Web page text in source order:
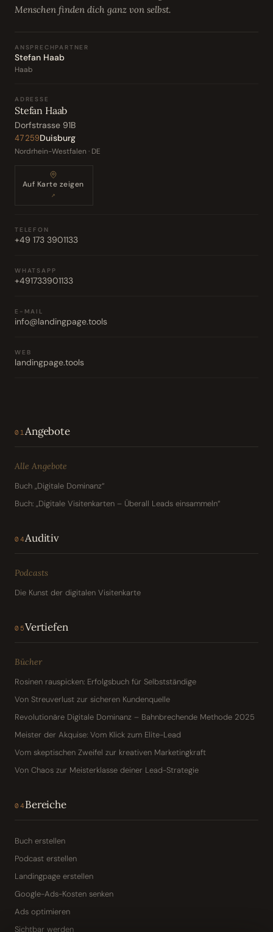
Menschen finden dich ganz von selbst.
ANSPRECHPARTNER
Stefan Haab
Haab
ADRESSE
Stefan Haab
Dorfstrasse 91B
47259Duisburg
Nordrhein-Westfalen · DE
Auf Karte zeigen
↗
TELEFON
+49 173 3901133
WHATSAPP
+491733901133
E-MAIL
info@landingpage.tools
WEB
landingpage.tools
01 Angebote
Alle Angebote
Buch „Digitale Dominanz“
Buch: „Digitale Visitenkarten – Überall Leads einsammeln“
04Auditiv
Podcasts
Die Kunst der digitalen Visitenkarte
05Vertiefen
Bücher
Rosinen rauspicken: Erfolgsbuch für Selbstständige
Von Streuverlust zur sicheren Kundenquelle
Revolutionäre Digitale Dominanz – Bahnbrechende Methode 2025
Meister der Akquise: Vom Klick zum Elite-Lead
Vom skeptischen Zweifel zur kreativen Marketingkraft
Von Chaos zur Meisterklasse deiner Lead-Strategie
04Bereiche
Buch erstellen
Podcast erstellen
Landingpage erstellen
Google-Ads-Kosten senken
Ads optimieren
Sichtbar werden